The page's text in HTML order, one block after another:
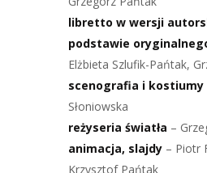
libretto w wersji
podstawie
Elżbieta Szlufik-Pańtak,
scenografia i kostiumy
Słoniowska
reżyseria światła –
animacja, slajdy – Piotr
Krzysztof Pańtak